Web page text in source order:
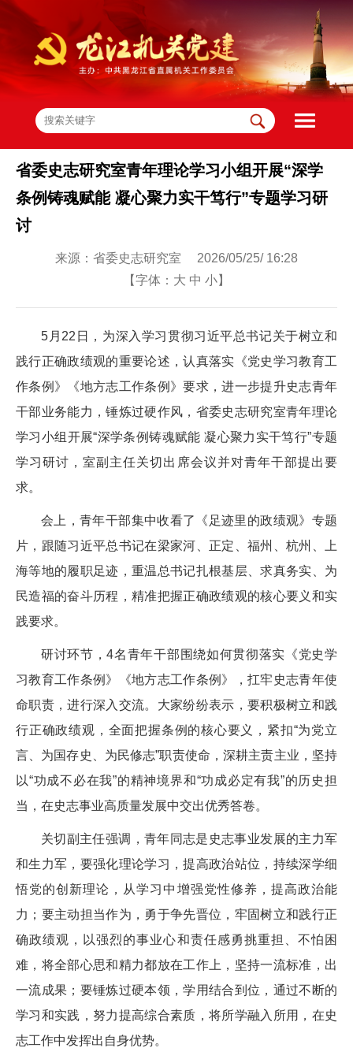
省委史志研究室青年理论学习小组开展“深学
条例铸魂赋能 凝心聚力实干笃行”专题学习研
讨
来源：省委史志研究室 2026/05/25/ 16:28
【字体： 大 中 小】
5月22日，为深入学习贯彻习近平总书记关于树立和
践行正确政绩观的重要论述，认真落实《党史学习教育工
作条例》《地方志工作条例》要求，进一步提升史志青年
干部业务能力，锤炼过硬作风，省委史志研究室青年理论
学习小组开展“深学条例铸魂赋能 凝心聚力实干笃行”专题
学习研讨，室副主任关切出席会议并对青年干部提出要
求。
会上，青年干部集中收看了《足迹里的政绩观》专题
片，跟随习近平总书记在梁家河、正定、福州、杭州、上
海等地的履职足迹，重温总书记扎根基层、求真务实、为
民造福的奋斗历程，精准把握正确政绩观的核心要义和实
践要求。
研讨环节，4名青年干部围绕如何贯彻落实《党史学
习教育工作条例》《地方志工作条例》，扛牢史志青年使
命职责，进行深入交流。大家纷纷表示，要积极树立和践
行正确政绩观，全面把握条例的核心要义，紧扣“为党立
言、为国存史、为民修志”职责使命，深耕主责主业，坚持
以“功成不必在我”的精神境界和“功成必定有我”的历史担
当，在史志事业高质量发展中交出优秀答卷。
关切副主任强调，青年同志是史志事业发展的主力军
和生力军，要强化理论学习，提高政治站位，持续深学细
悟党的创新理论，从学习中增强党性修养，提高政治能
力；要主动担当作为，勇于争先晋位，牢固树立和践行正
确政绩观，以强烈的事业心和责任感勇挑重担、不怕困
难，将全部心思和精力都放在工作上，坚持一流标准，出
一流成果；要锤炼过硬本领，学用结合到位，通过不断的
学习和实践，努力提高综合素质，将所学融入所用，在史
志工作中发挥出自身优势。